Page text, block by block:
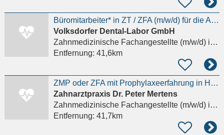
Büromitarbeiter* in ZT / ZFA (m/w/d) für die Auftragsplanung im Dentallabor
Volksdorfer Dental-Labor GmbH
Zahnmedizinische Fachangestellte (m/w/d)in Hamburg
Entfernung: 41,6km
ZMP oder ZFA mit Prophylaxeerfahrung in Hamburg-Volksdorf gesucht
Zahnarztpraxis Dr. Peter Mertens
Zahnmedizinische Fachangestellte (m/w/d)in Hamburg
Entfernung: 41,7km